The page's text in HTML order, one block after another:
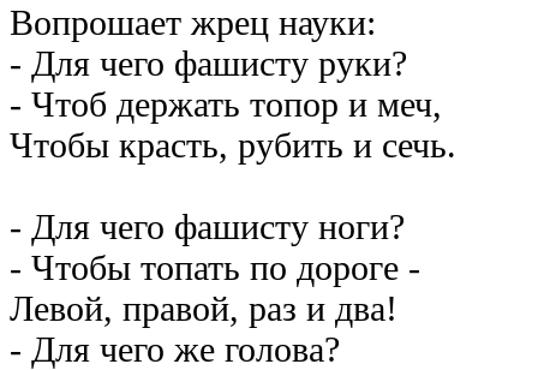
Вопрошает жрец науки:
- Для чего фашисту руки?
- Чтоб держать топор и меч,
Чтобы красть, рубить и сечь.
- Для чего фашисту ноги?
- Чтобы топать по дороге -
Левой, правой, раз и два!
- Для чего же голова?